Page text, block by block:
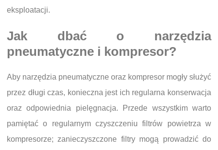
eksploatacji.
Jak dbać o narzędzia
pneumatyczne i kompresor?
Aby narzędzia pneumatyczne oraz kompresor mogły służyć
przez długi czas, konieczna jest ich regularna konserwacja
oraz odpowiednia pielęgnacja. Przede wszystkim warto
pamiętać o regularnym czyszczeniu filtrów powietrza w
kompresorze; zanieczyszczone filtry mogą prowadzić do